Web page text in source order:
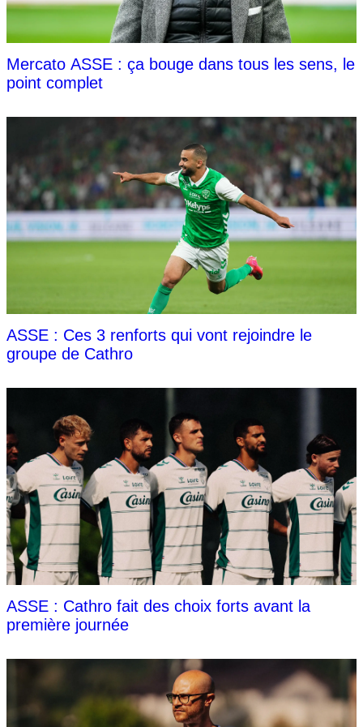
Mercato ASSE : ça bouge dans tous les sens, le
point complet
ASSE : Ces 3 renforts qui vont rejoindre le
groupe de Cathro
ASSE : Cathro fait des choix forts avant la
première journée